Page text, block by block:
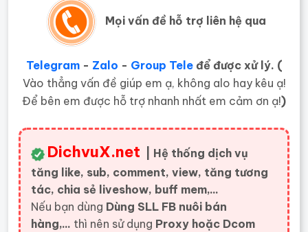
Mọi vấn đề hỗ trợ liên hệ qua
Telegram- Zalo - Group Teleđể được xử lý. (
Vào thẳng vấn đề giúp em ạ, không alo hay kêu ạ!
Để bên em được hỗ trợ nhanh nhất em cảm ơn ạ!)
DichvuX.net | Hệ thống dịch vụ
tăng like, sub, comment, view, tăng tương
tác, chia sẻ liveshow, buff mem,...
Nếu bạn dùng Dùng SLL FB nuôi bán
hàng,... thì nên sử dụng Proxy hoặc Dcom